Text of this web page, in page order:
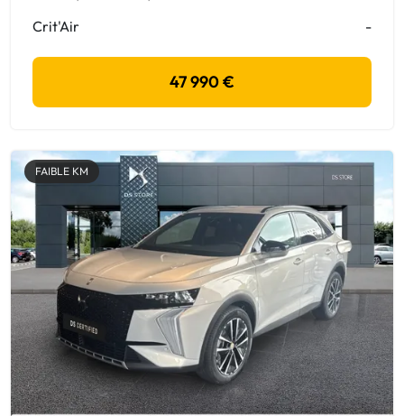
Crit'Air
-
47 990 €
FAIBLE KM